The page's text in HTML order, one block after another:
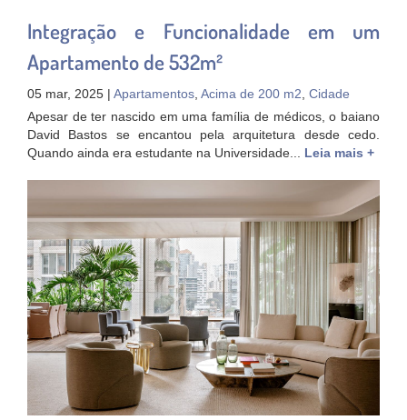
Integração e Funcionalidade em um
Apartamento de 532m²
05 mar, 2025 | Apartamentos Acima de 200 m2 Cidade
Apesar de ter nascido em uma família de médicos, o baiano
David Bastos se encantou pela arquitetura desde cedo.
Quando ainda era estudante na Universidade... Leia mais +